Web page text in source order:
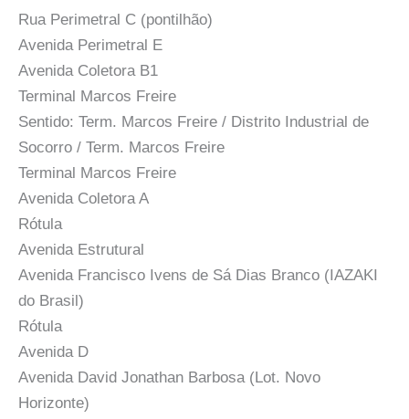
Rua Perimetral C (pontilhão)
Avenida Perimetral E
Avenida Coletora B1
Terminal Marcos Freire
Sentido: Term. Marcos Freire / Distrito Industrial de
Socorro / Term. Marcos Freire
Terminal Marcos Freire
Avenida Coletora A
Rótula
Avenida Estrutural
Avenida Francisco Ivens de Sá Dias Branco (IAZAKI
do Brasil)
Rótula
Avenida D
Avenida David Jonathan Barbosa (Lot. Novo
Horizonte)